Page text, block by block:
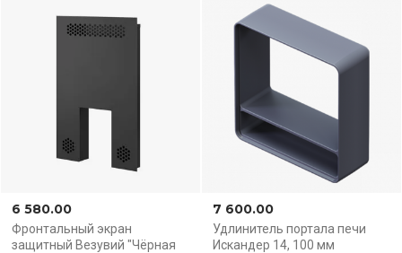
6 580.00
Фронтальный экран
защитный Везувий "Чёрная
7 600.00
Удлинитель портала печи
Искандер 14, 100 мм